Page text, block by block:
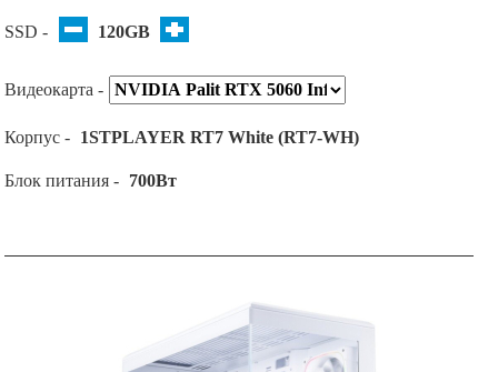
SSD - 120GB
Видеокарта -
Корпус - 1STPLAYER RT7 White (RT7-WH)
Блок питания - 700Вт